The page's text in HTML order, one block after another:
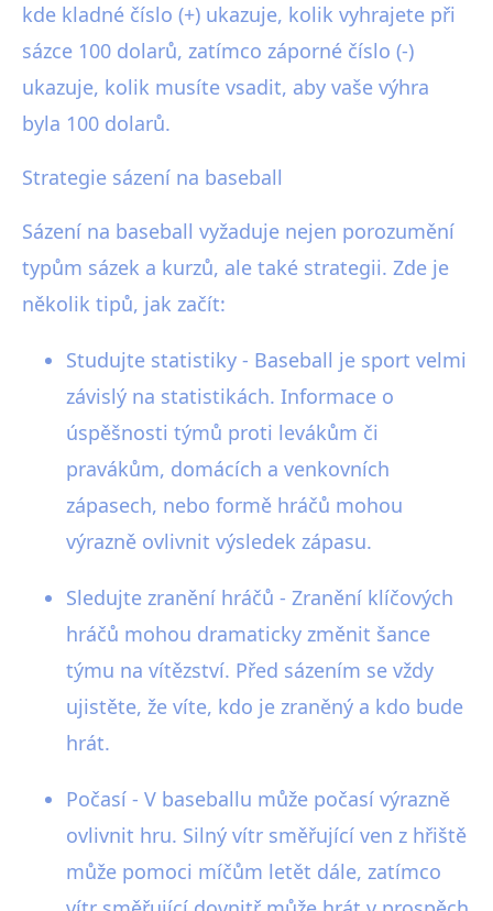
kde kladné číslo (+) ukazuje, kolik vyhrajete při
sázce 100 dolarů, zatímco záporné číslo (-)
ukazuje, kolik musíte vsadit, aby vaše výhra
byla 100 dolarů.
Strategie sázení na baseball
Sázení na baseball vyžaduje nejen porozumění
typům sázek a kurzů, ale také strategii. Zde je
několik tipů, jak začít:
Studujte statistiky - Baseball je sport velmi
závislý na statistikách. Informace o
úspěšnosti týmů proti levákům či
pravákům, domácích a venkovních
zápasech, nebo formě hráčů mohou
výrazně ovlivnit výsledek zápasu.
Sledujte zranění hráčů - Zranění klíčových
hráčů mohou dramaticky změnit šance
týmu na vítězství. Před sázením se vždy
ujistěte, že víte, kdo je zraněný a kdo bude
hrát.
Počasí - V baseballu může počasí výrazně
ovlivnit hru. Silný vítr směřující ven z hřiště
může pomoci míčům letět dále, zatímco